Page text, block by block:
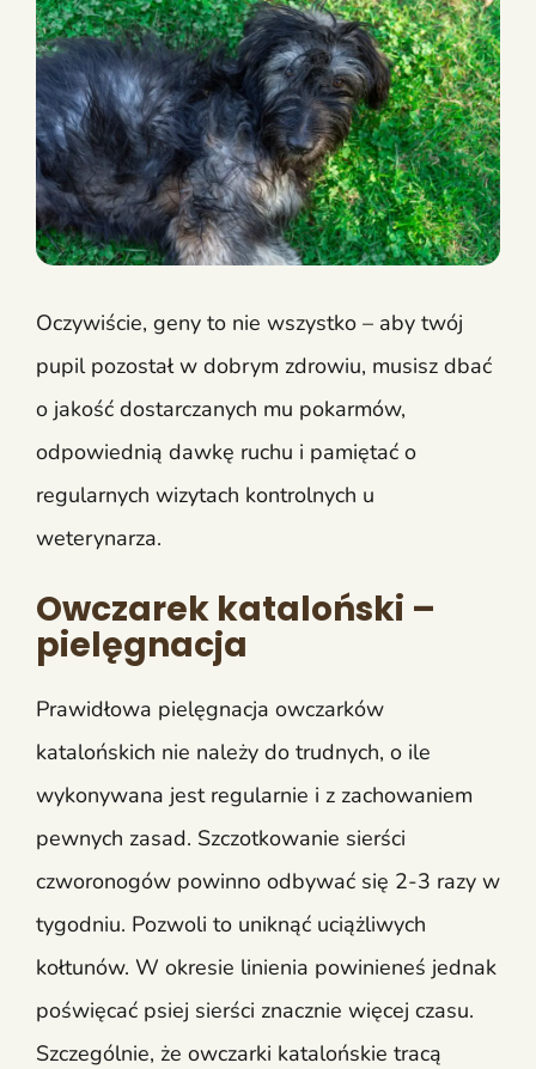
Oczywiście, geny to nie wszystko – aby twój
pupil pozostał w dobrym zdrowiu, musisz dbać
o jakość dostarczanych mu pokarmów,
odpowiednią dawkę ruchu i pamiętać o
regularnych wizytach kontrolnych u
weterynarza.
Owczarek kataloński –
pielęgnacja
Prawidłowa pielęgnacja owczarków
katalońskich nie należy do trudnych, o ile
wykonywana jest regularnie i z zachowaniem
pewnych zasad. Szczotkowanie sierści
czworonogów powinno odbywać się 2-3 razy w
tygodniu. Pozwoli to uniknąć uciążliwych
kołtunów. W okresie linienia powinieneś jednak
poświęcać psiej sierści znacznie więcej czasu.
Szczególnie, że owczarki katalońskie tracą